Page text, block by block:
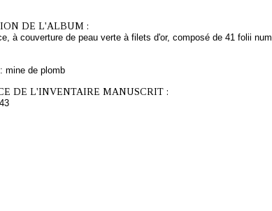
DE L'ALBUM :
à couverture de peau verte à filets d'or, composé de 41 folii
mine de plomb
DE L'INVENTAIRE MANUSCRIT :